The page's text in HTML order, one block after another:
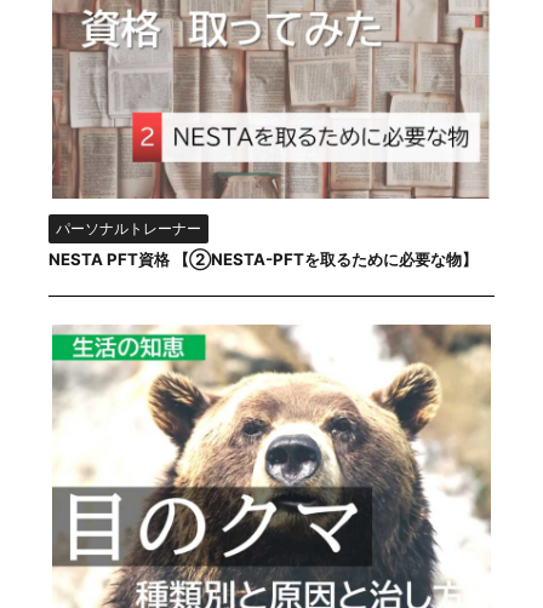
パーソナルトレーナー
NESTA PFT資格 【②NESTA-PFTを取るために必要な物】